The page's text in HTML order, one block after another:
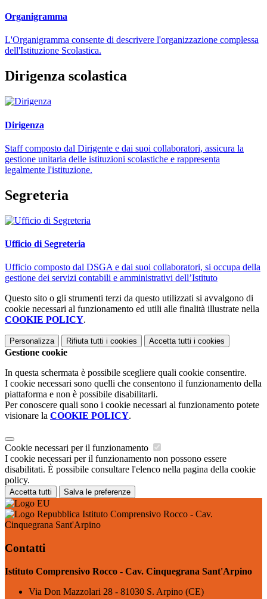
Organigramma
L'Organigramma consente di descrivere l'organizzazione complessa
dell'Istituzione Scolastica.
Dirigenza scolastica
Dirigenza
Staff composto dal Dirigente e dai suoi collaboratori, assicura la
gestione unitaria delle istituzioni scolastiche e rappresenta
legalmente l'istituzione.
Segreteria
Ufficio di Segreteria
Ufficio composto dal DSGA e dai suoi collaboratori, si occupa della
gestione dei servizi contabili e amministrativi dell’Istituto
Questo sito o gli strumenti terzi da questo utilizzati si avvalgono di
cookie necessari al funzionamento ed utili alle finalità illustrate nella
COOKIE POLICY.
Personalizza Rifiuta tutti i cookies Accetta tutti i cookies
Gestione cookie
In questa schermata è possibile scegliere quali cookie consentire.
I cookie necessari sono quelli che consentono il funzionamento della
piattaforma e non è possibile disabilitarli.
Per conoscere quali sono i cookie necessari al funzionamento potete
visionare la COOKIE POLICY.
Cookie necessari per il funzionamento
I cookie necessari per il funzionamento non possono essere
disabilitati. È possibile consultare l'elenco nella pagina della cookie
policy.
Accetta tutti Salva le preferenze
Istituto Comprensivo Rocco - Cav.
Cinquegrana Sant'Arpino
Contatti
Istituto Comprensivo Rocco - Cav. Cinquegrana Sant'Arpino
Via Don Mazzolari 28 - 81030 S. Arpino (CE)